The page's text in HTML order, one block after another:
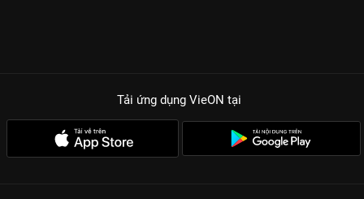
Tải ứng dụng VieON tại